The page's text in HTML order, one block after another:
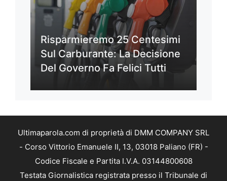
Risparmieremo 25 Centesimi
Sul Carburante: La Decisione
Del Governo Fa Felici Tutti
Ultimaparola.com di proprietà di DMM COMPANY SRL
- Corso Vittorio Emanuele II, 13, 03018 Paliano (FR) -
Codice Fiscale e Partita I.V.A. 03144800608
Testata Giornalistica registrata presso il Tribunale di